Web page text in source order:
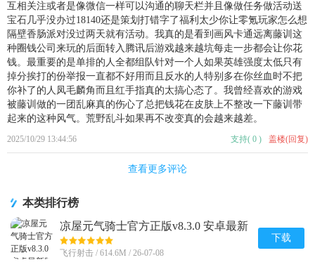
2025/10/29 13:44:56
互相关注或者是像微信一样可以沟通的聊天栏并且像做任务做活动送
宝石几乎没办过18140还是策划打错字了福利太少你让零氪玩家怎么想
隔壁香肠派对没过两天就有活动。我真的是看到画风卡通远离藤训这
种圈钱公司来玩的后面转入腾讯后游戏越来越坑每走一步都会让你花
钱。最重要的是单排的人全都组队针对一个人如果英雄强度太低只有
掉分挨打的份举报一直都不好用而且反水的人特别多在你丝血时不把
你补了的人凤毛麟角而且红手指真的太搞心态了。我曾经喜欢的游戏
被藤训做的一团乱麻真的伤心了总把钱花在皮肤上不整改一下藤训带
起来的这种风气。荒野乱斗如果再不改变真的会越来越差。
支持( 0 ) 盖楼(回复)
查看更多评论
本类排行榜
凉屋元气骑士官方正版v8.3.0 安卓最新
版
飞行射击 / 614.6M / 26-07-08
下载